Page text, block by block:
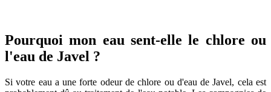
Pourquoi mon eau sent-elle le chlore ou
l'eau de Javel ?
Si votre eau a une forte odeur de chlore ou d'eau de Javel, cela est